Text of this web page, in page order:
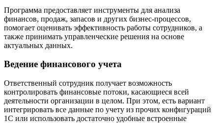
Программа предоставляет инструменты для анализа
финансов, продаж, запасов и других бизнес-процессов,
помогает оценивать эффективность работы сотрудников, а
также принимать управленческие решения на основе
актуальных данных.
Ведение финансового учета
Ответственный сотрудник получает возможность
контролировать финансовые потоки, касающиеся всей
деятельности организации в целом. При этом, есть вариант
интегрировать все данные по учету из прочих конфигураций
1С или использовать достаточно удобные встроенные